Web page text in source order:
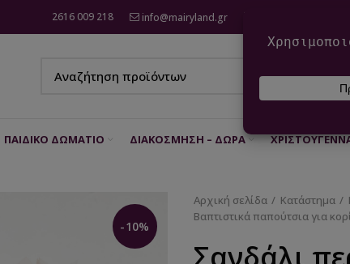
2616 009 218 info@mairyland.gr
ΠΑΙΔΙΚΌ ΔΩΜΆΤΙΟ ΔΙΑΚΌΣΜΗΣΗ – ΔΏΡΑ
-10%
Αρχική σελίδα Κατάστημα
Βαπτιστικά παπούτσια για